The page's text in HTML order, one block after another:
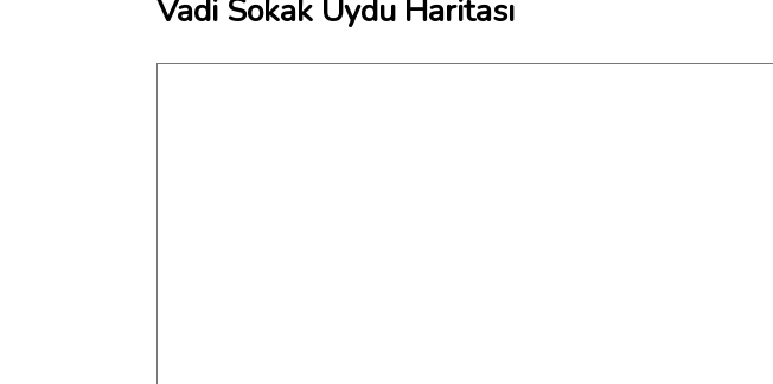
Vadi Sokak Uydu Haritası